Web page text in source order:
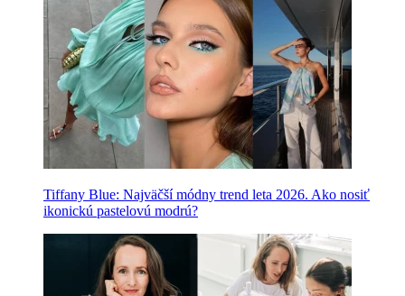
Tiffany Blue: Najväčší módny trend leta 2026. Ako nosiť
ikonickú pastelovú modrú?